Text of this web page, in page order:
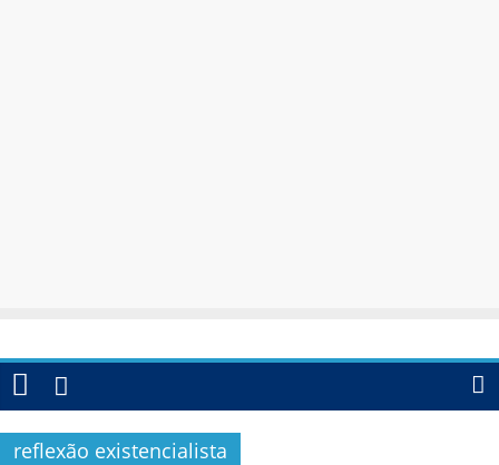
reflexão existencialista